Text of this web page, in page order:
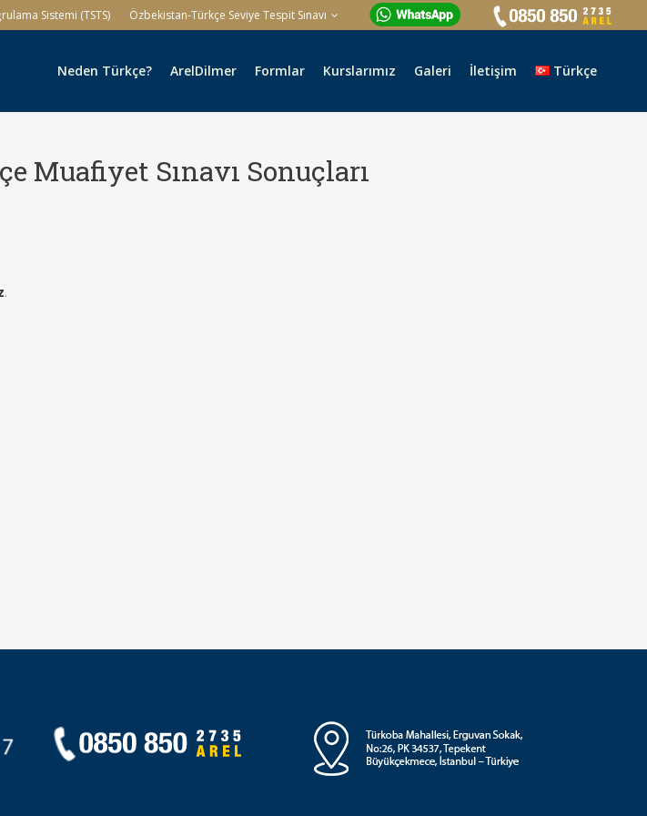
Sistemi (TSTS) Özbekistan-Türkçe Seviye Tespit Sınavı
Neden Türkçe? ArelDilmer Formlar Kurslarımız Galeri İletişim Türkçe
Muafiyet Sınavı Sonuçları
.